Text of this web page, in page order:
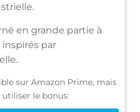
en grande partie à
inspirés par
sur Amazon Prime, mais
le bonus: